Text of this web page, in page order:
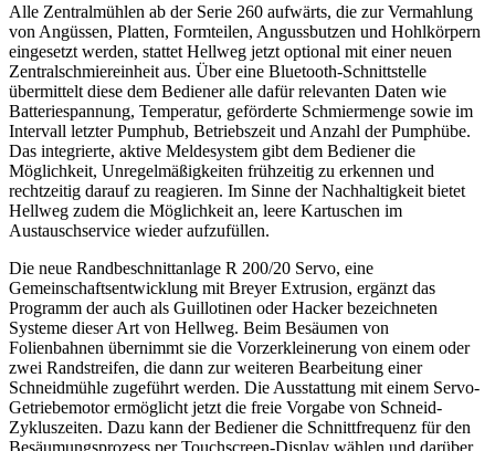
Alle Zentralmühlen ab der Serie 260 aufwärts, die zur Vermahlung
von Angüssen, Platten, Formteilen, Angussbutzen und Hohlkörpern
eingesetzt werden, stattet Hellweg jetzt optional mit einer neuen
Zentralschmiereinheit aus. Über eine Bluetooth-Schnittstelle
übermittelt diese dem Bediener alle dafür relevanten Daten wie
Batteriespannung, Temperatur, geförderte Schmiermenge sowie im
Intervall letzter Pumphub, Betriebszeit und Anzahl der Pumphübe.
Das integrierte, aktive Meldesystem gibt dem Bediener die
Möglichkeit, Unregelmäßigkeiten frühzeitig zu erkennen und
rechtzeitig darauf zu reagieren. Im Sinne der Nachhaltigkeit bietet
Hellweg zudem die Möglichkeit an, leere Kartuschen im
Austauschservice wieder aufzufüllen.
Die neue Randbeschnittanlage R 200/20 Servo, eine
Gemeinschaftsentwicklung mit Breyer Extrusion, ergänzt das
Programm der auch als Guillotinen oder Hacker bezeichneten
Systeme dieser Art von Hellweg. Beim Besäumen von
Folienbahnen übernimmt sie die Vorzerkleinerung von einem oder
zwei Randstreifen, die dann zur weiteren Bearbeitung einer
Schneidmühle zugeführt werden. Die Ausstattung mit einem Servo-
Getriebemotor ermöglicht jetzt die freie Vorgabe von Schneid-
Zykluszeiten. Dazu kann der Bediener die Schnittfrequenz für den
Besäumungsprozess per Touchscreen-Display wählen und darüber